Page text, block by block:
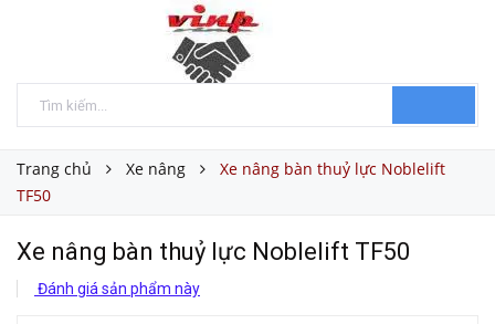
Trang chủ Xe nâng
Xe nâng bàn thuỷ lực Noblelift
TF50
Xe nâng bàn thuỷ lực Noblelift TF50
Đánh giá sản phẩm này